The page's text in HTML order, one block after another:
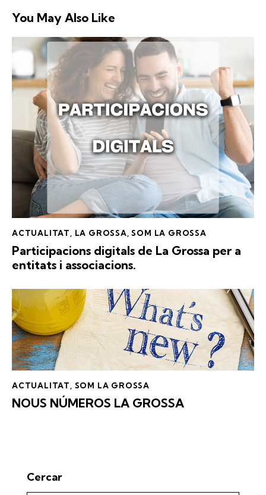
You May Also Like
ACTUALITAT, LA GROSSA,SOM LA GROSSA
Participacions digitals de La Grossa per a
entitats i associacions.
ACTUALITAT, SOM LA GROSSA
NOUS NÚMEROS LA GROSSA
Cercar